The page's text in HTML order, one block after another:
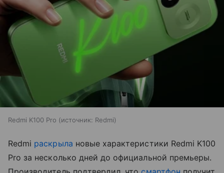
Redmi K100 Pro источник: Redmi
Redmi раскрыла новые характеристики Redmi K100
Pro за несколько дней до официальной премьеры.